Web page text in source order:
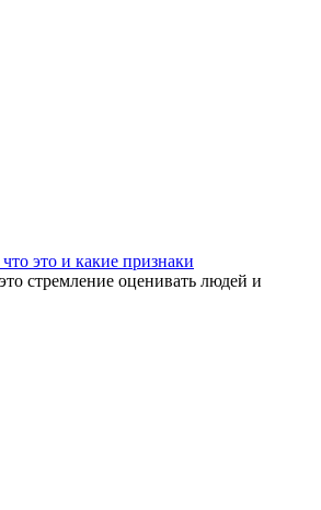
это и какие признаки
стремление оценивать людей и